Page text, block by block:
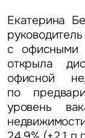
Екатерина
с офисными
открыла
офисной
по
уровень